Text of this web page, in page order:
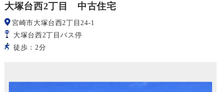
大塚台西2丁目 中古住宅
宮崎市大塚台西2丁目24-1
大塚台西2丁目バス停
徒歩：2分